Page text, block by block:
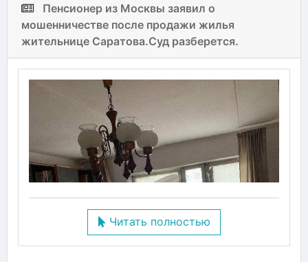
Пенсионер из Москвы заявил о
мошенничестве после продажи жилья
жительнице Саратова.Суд разберется.
Читать полностью